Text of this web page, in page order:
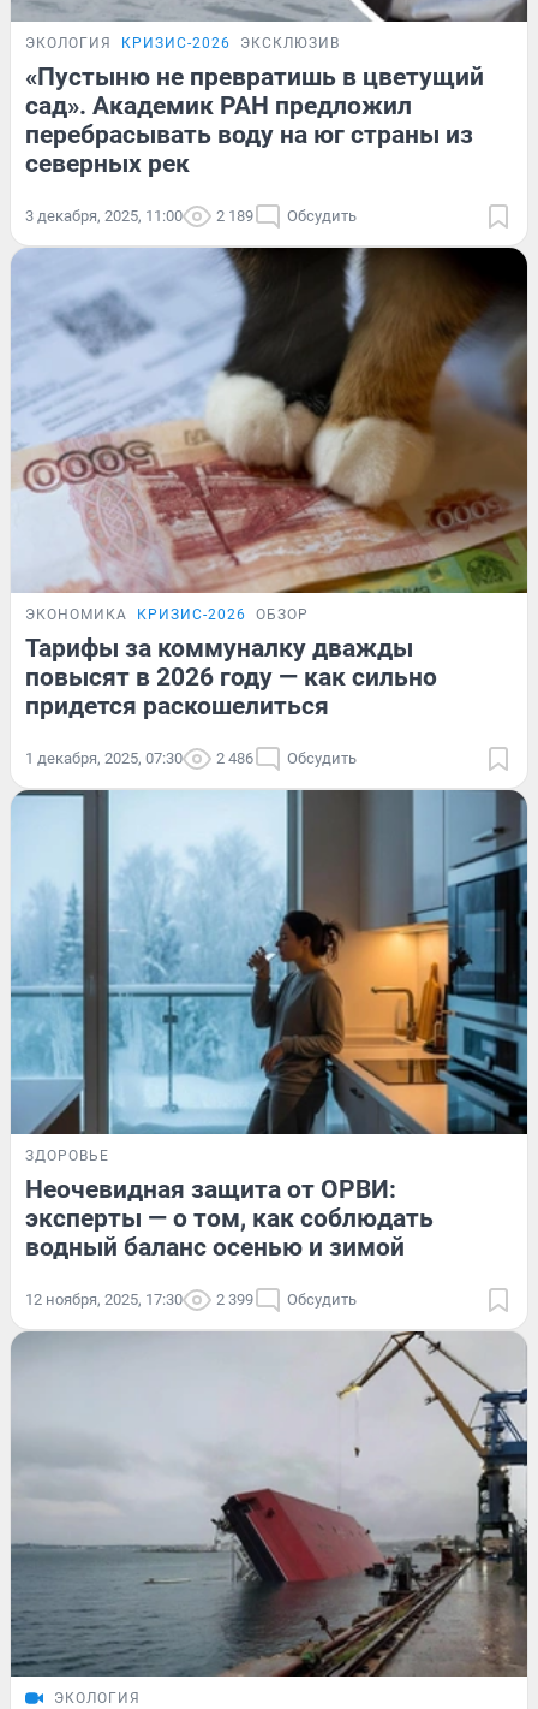
ЭКОЛОГИЯ КРИЗИС-2026 ЭКСКЛЮЗИВ
«Пустыню не превратишь в цветущий
сад». Академик РАН предложил
перебрасывать воду на юг страны из
северных рек
3 декабря, 2025, 11:00 2 189 Обсудить
ЭКОНОМИКА КРИЗИС-2026 ОБЗОР
Тарифы за коммуналку дважды
повысят в 2026 году — как сильно
придется раскошелиться
1 декабря, 2025, 07:30 2 486 Обсудить
ЗДОРОВЬЕ
Неочевидная защита от ОРВИ:
эксперты — о том, как соблюдать
водный баланс осенью и зимой
12 ноября, 2025, 17:30 2 399 Обсудить
ЭКОЛОГИЯ